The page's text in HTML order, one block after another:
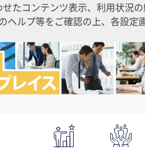
たコンテンツ表示、利用状況
ルプ等をご確認の上、各設定